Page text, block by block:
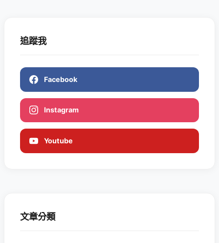
追蹤我
Facebook
Instagram
Youtube
文章分類